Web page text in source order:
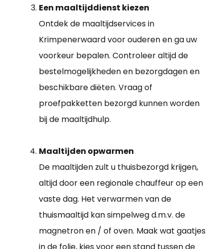
Een maaltijddienst kiezen
Ontdek de maaltijdservices in
Krimpenerwaard voor ouderen en ga uw
voorkeur bepalen. Controleer altijd de
bestelmogelijkheden en bezorgdagen en
beschikbare diëten. Vraag of
proefpakketten bezorgd kunnen worden
bij de maaltijdhulp.
Maaltijden opwarmen
De maaltijden zult u thuisbezorgd krijgen,
altijd door een regionale chauffeur op een
vaste dag. Het verwarmen van de
thuismaaltijd kan simpelweg d.m.v. de
magnetron en / of oven. Maak wat gaatjes
in de folie, kies voor een stand tussen de